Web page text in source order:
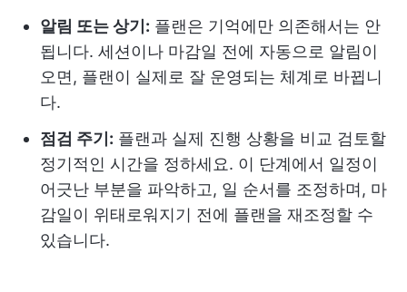
알림 또는 상기: 플랜은 기억에만 의존해서는 안
됩니다. 세션이나 마감일 전에 자동으로 알림이
오면, 플랜이 실제로 잘 운영되는 체계로 바뀝니
다.
점검 주기: 플랜과 실제 진행 상황을 비교 검토할
정기적인 시간을 정하세요. 이 단계에서 일정이
어긋난 부분을 파악하고, 일 순서를 조정하며, 마
감일이 위태로워지기 전에 플랜을 재조정할 수
있습니다.